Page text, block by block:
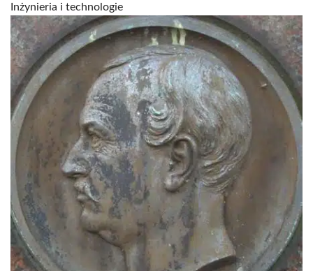
Inżynieria i technologie